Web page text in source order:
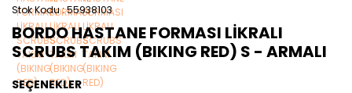
Stok Kodu 55938103
BORDO HASTANE FORMASI LİKRALI
SCRUBS TAKIM (BIKING RED) S - ARMALI
SEÇENEKLER